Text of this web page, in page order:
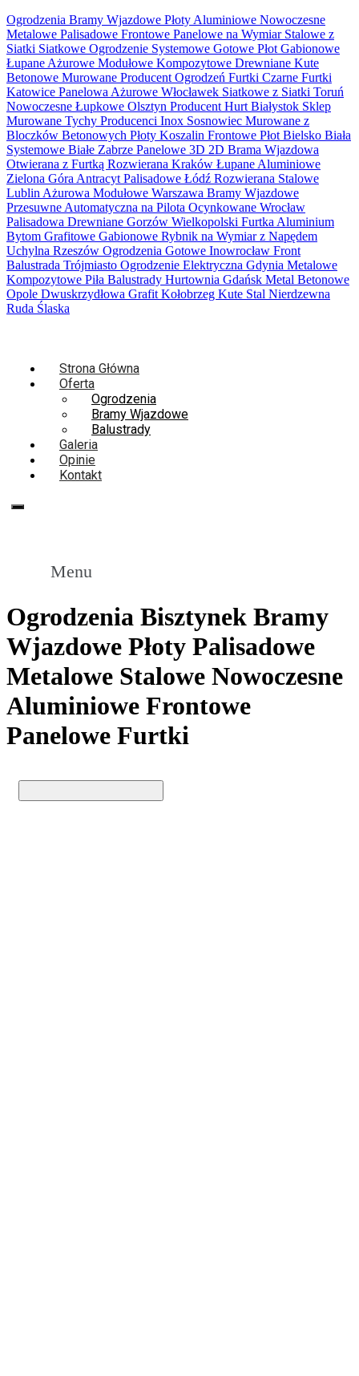
Ogrodzenia Bramy Wjazdowe Płoty Aluminiowe Nowoczesne
Metalowe Palisadowe Frontowe Panelowe na Wymiar Stalowe z
Siatki Siatkowe Ogrodzenie Systemowe Gotowe Płot Gabionowe
Łupane Ażurowe Modułowe Kompozytowe Drewniane Kute
Betonowe Murowane Producent Ogrodzeń Furtki Czarne Furtki
Katowice Panelowa Ażurowe Włocławek Siatkowe z Siatki Toruń
Nowoczesne Łupkowe Olsztyn Producent Hurt Białystok Sklep
Murowane Tychy Producenci Inox Sosnowiec Murowane z
Bloczków Betonowych Płoty Koszalin Frontowe Płot Bielsko Biała
Systemowe Białe Zabrze Panelowe 3D 2D Brama Wjazdowa
Otwierana z Furtką Rozwierana Kraków Łupane Aluminiowe
Zielona Góra Antracyt Palisadowe Łódź Rozwierana Stalowe
Lublin Ażurowa Modułowe Warszawa Bramy Wjazdowe
Przesuwne Automatyczna na Pilota Ocynkowane Wrocław
Palisadowa Drewniane Gorzów Wielkopolski Furtka Aluminium
Bytom Grafitowe Gabionowe Rybnik na Wymiar z Napędem
Uchylna Rzeszów Ogrodzenia Gotowe Inowrocław Front
Balustrada Trójmiasto Ogrodzenie Elektryczna Gdynia Metalowe
Kompozytowe Piła Balustrady Hurtownia Gdańsk Metal Betonowe
Opole Dwuskrzydłowa Grafit Kołobrzeg Kute Stal Nierdzewna
Ruda Ślaska
Strona Główna
Oferta
Ogrodzenia
Bramy Wjazdowe
Balustrady
Galeria
Opinie
Kontakt
Menu
Ogrodzenia Bisztynek Bramy
Wjazdowe Płoty Palisadowe
Metalowe Stalowe Nowoczesne
Aluminiowe Frontowe
Panelowe Furtki